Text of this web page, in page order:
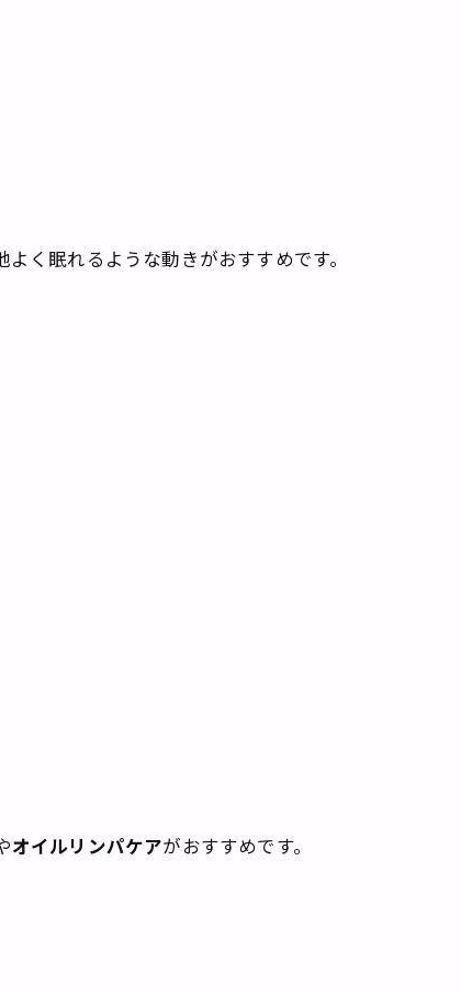
く眠れるような動きがおすすめです。
オイルリンパケアがおすすめです。